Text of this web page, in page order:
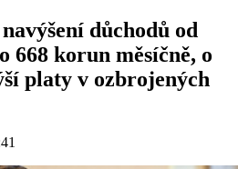
důchodů od
668 korun měsíčně, o
platy v ozbrojených